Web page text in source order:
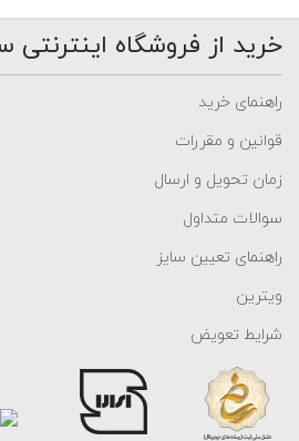
خرید از فروشگاه
راهنمای خرید
قوانین و مقررات
زمان تحویل و ارسال
سوالات متداول
راهنمای تعیین سایز
ویترین
شرایط تعویض